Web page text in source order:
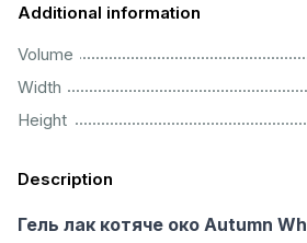
Additional information
Volume
Width
Height
Description
Гель лак котяче око Autumn